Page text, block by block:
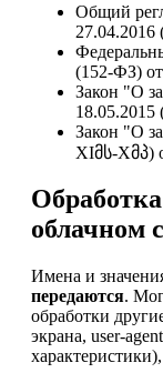
Общий
27.04.2016
(152-ФЗ)
Закон "О
18.05.2015
Закон "О
XIმს-Xმპ)
облачном
Имена и
передаются.
обработки
экрана, user-